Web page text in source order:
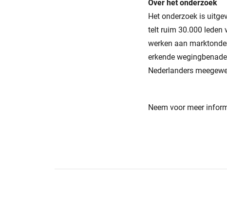
Over het onderzoek
Het onderzoek is
telt ruim 30.000 leden
werken aan
erkende
Nederlanders
Neem voor meer